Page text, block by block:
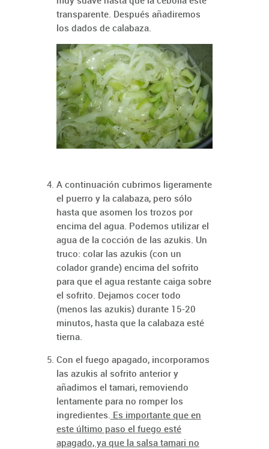
transparente. Después añadiremos
los dados de calabaza.
A continuación cubrimos ligeramente
el puerro y la calabaza, pero sólo
hasta que asomen los trozos por
encima del agua. Podemos utilizar el
agua de la cocción de las azukis. Un
truco: colar las azukis (con un
colador grande) encima del sofrito
para que el agua restante caiga sobre
el sofrito. Dejamos cocer todo
(menos las azukis) durante 15-20
minutos, hasta que la calabaza esté
tierna.
Con el fuego apagado, incorporamos
las azukis al sofrito anterior y
añadimos el tamari, removiendo
lentamente para no romper los
ingredientes. Es importante que en
este último paso el fuego esté
apagado, ya que la salsa tamari no